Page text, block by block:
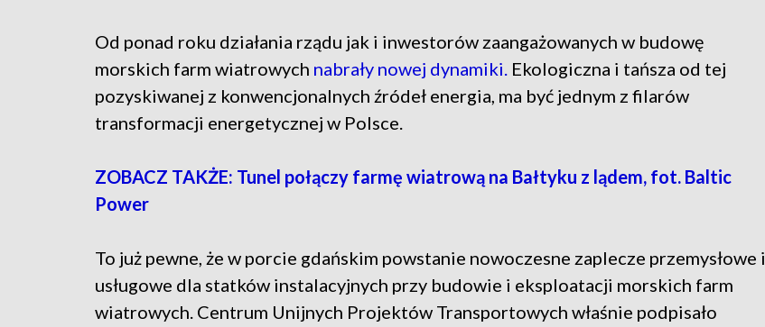
Od ponad roku działania rządu jak i inwestorów zaangażowanych w budowę
morskich farm wiatrowych nabrały nowej dynamiki. Ekologiczna i tańsza od tej
pozyskiwanej z konwencjonalnych źródeł energia, ma być jednym z filarów
transformacji energetycznej w Polsce.
ZOBACZ TAKŻE: Tunel połączy farmę wiatrową na Bałtyku z lądem, fot. Baltic
Power
To już pewne, że w porcie gdańskim powstanie nowoczesne zaplecze przemysłowe i
usługowe dla statków instalacyjnych przy budowie i eksploatacji morskich farm
wiatrowych. Centrum Unijnych Projektów Transportowych właśnie podpisało